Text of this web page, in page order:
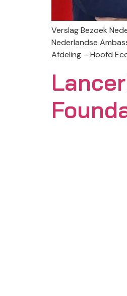
Verslag Bezoek
Nederlandse
Afdeling – Hoofd